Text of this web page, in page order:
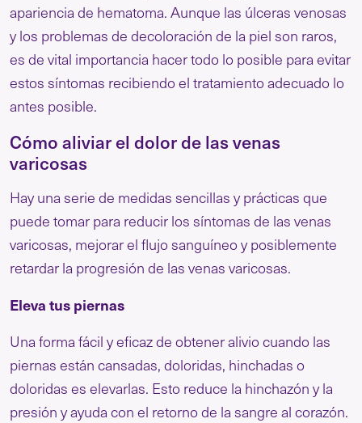
apariencia de hematoma. Aunque las úlceras venosas
y los problemas de decoloración de la piel son raros,
es de vital importancia hacer todo lo posible para evitar
estos síntomas recibiendo el tratamiento adecuado lo
antes posible.
Cómo aliviar el dolor de las venas
varicosas
Hay una serie de medidas sencillas y prácticas que
puede tomar para reducir los síntomas de las venas
varicosas, mejorar el flujo sanguíneo y posiblemente
retardar la progresión de las venas varicosas.
Eleva tus piernas
Una forma fácil y eficaz de obtener alivio cuando las
piernas están cansadas, doloridas, hinchadas o
doloridas es elevarlas. Esto reduce la hinchazón y la
presión y ayuda con el retorno de la sangre al corazón.